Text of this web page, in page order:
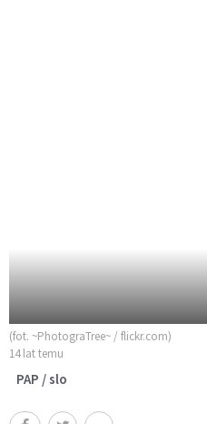
(fot. ~PhotograTree~ / flickr.com)
14 lat temu
PAP / slo